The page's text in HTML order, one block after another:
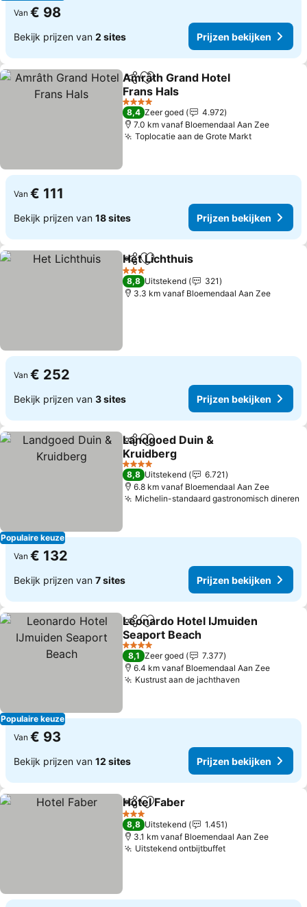
Van € 98
Bekijk prijzen van 2 sites Prijzen bekijken
DelenToevoegen aan favorieten
Amrâth Grand Hotel
Frans Hals
4 Sterren
8,4 Zeer goed
4.972
7.0 km vanaf Bloemendaal Aan Zee
Toplocatie aan de Grote Markt
Van € 111
Bekijk prijzen van 18 sites Prijzen bekijken
DelenToevoegen aan favorieten
Het Lichthuis
3 Sterren
8,8 Uitstekend
321
3.3 km vanaf Bloemendaal Aan Zee
Van € 252
Bekijk prijzen van 3 sites Prijzen bekijken
Populaire keuze
DelenToevoegen aan favorieten
Landgoed Duin &
Kruidberg
4 Sterren
8,8 Uitstekend
6.721
6.8 km vanaf Bloemendaal Aan Zee
Michelin-standaard gastronomisch dineren
Van € 132
Bekijk prijzen van 7 sites Prijzen bekijken
Populaire keuze
DelenToevoegen aan favorieten
Leonardo Hotel IJmuiden
Seaport Beach
4 Sterren
8,1 Zeer goed
7.377
6.4 km vanaf Bloemendaal Aan Zee
Kustrust aan de jachthaven
Van € 93
Bekijk prijzen van 12 sites Prijzen bekijken
DelenToevoegen aan favorieten
Hotel Faber
3 Sterren
8,8 Uitstekend
1.451
3.1 km vanaf Bloemendaal Aan Zee
Uitstekend ontbijtbuffet